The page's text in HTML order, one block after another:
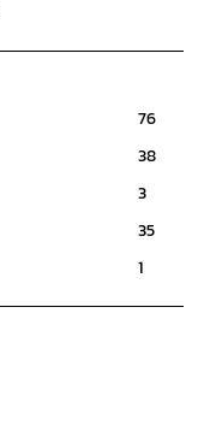
76
38
3
35
1